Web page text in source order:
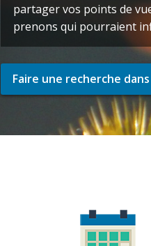
partager vos points de
prenons qui pourraient
Faire une recherche